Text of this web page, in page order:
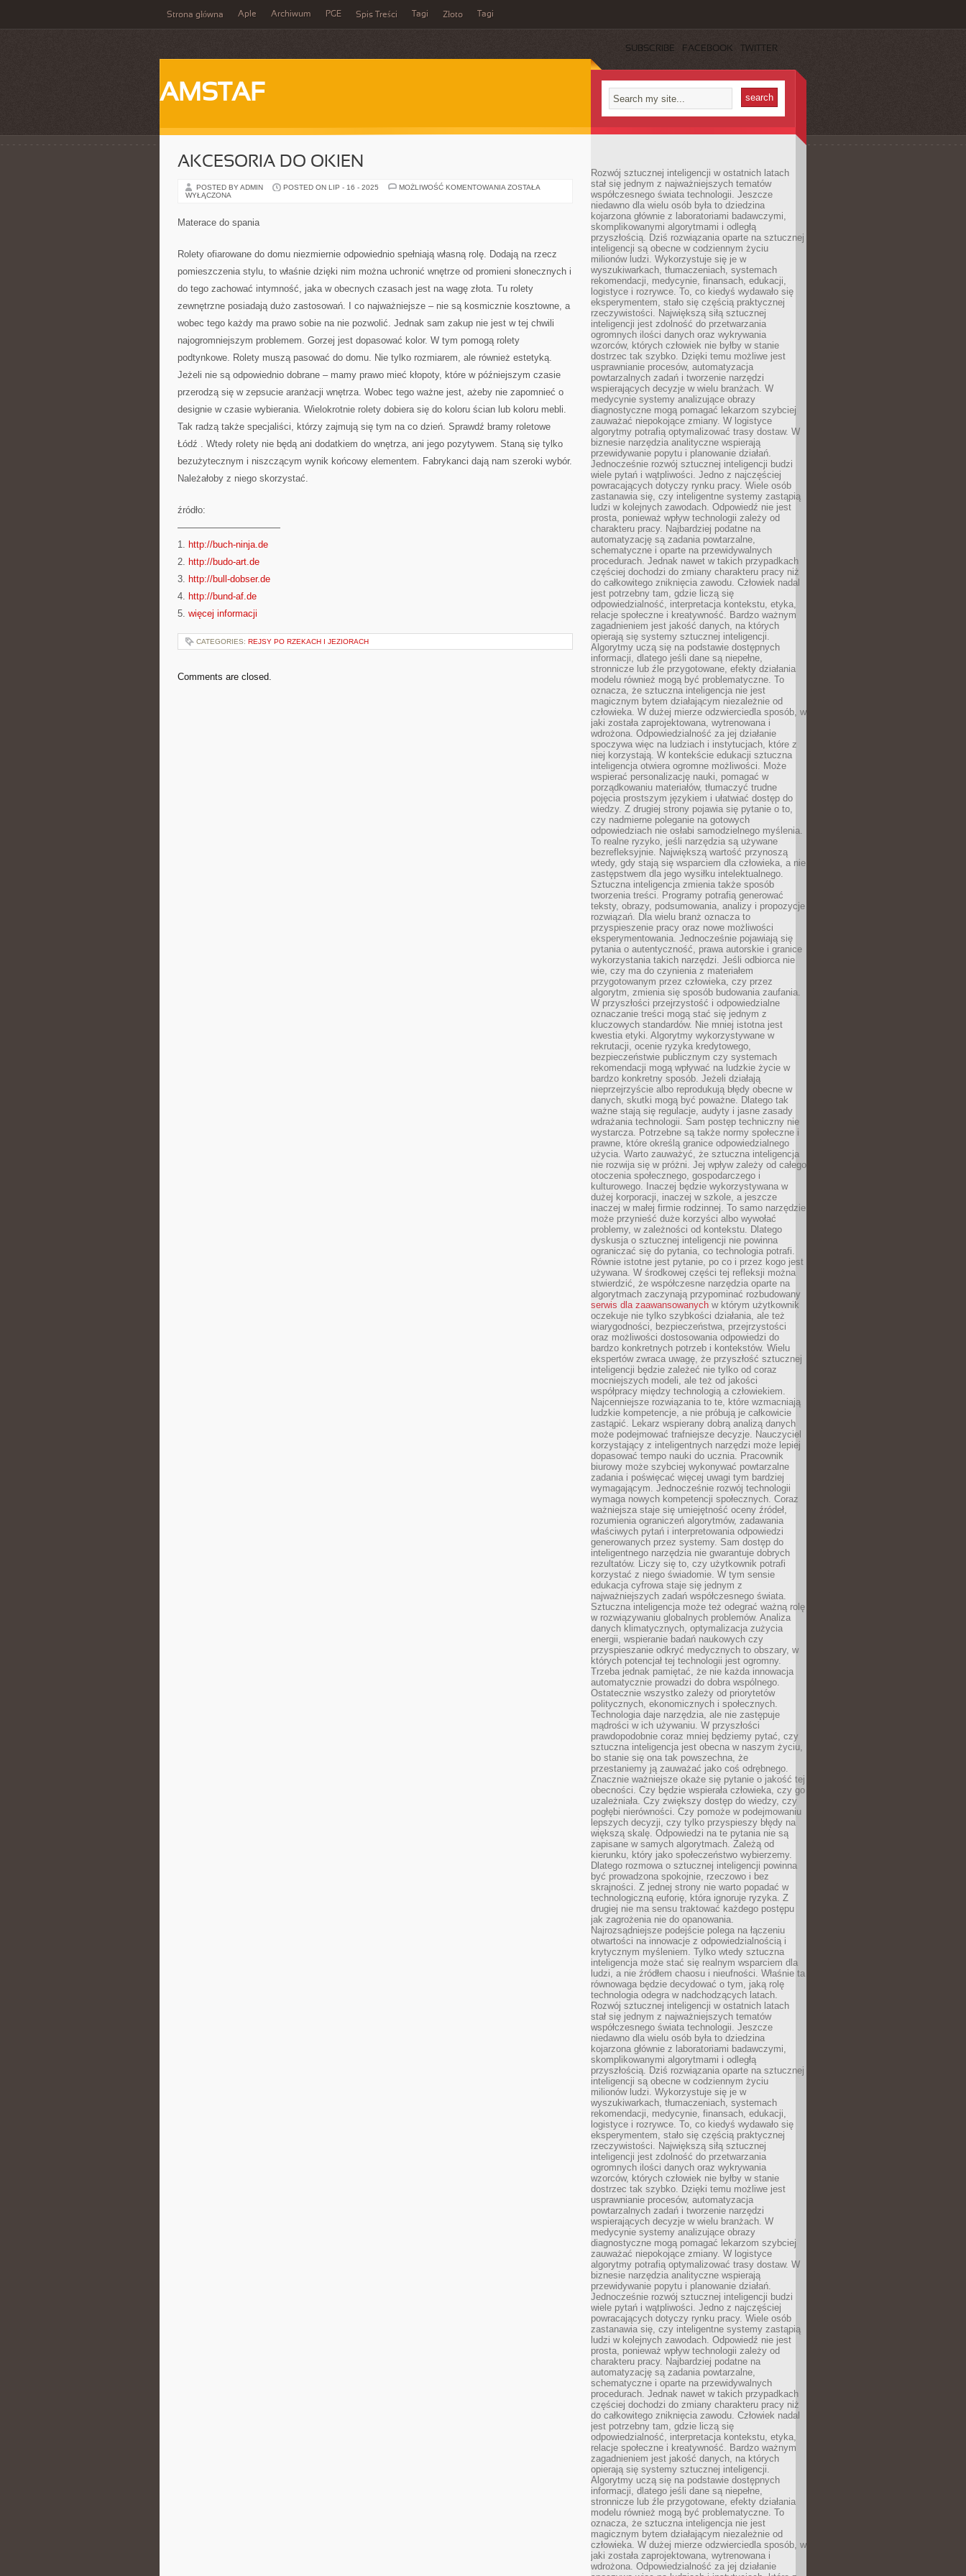
Strona główna Aple Archiwum PGE Spis Treści Tagi Złoto Tagi
SUBSCRIBE FACEBOOK TWITTER
AMSTAF
AKCESORIA DO OKIEN
POSTED BY ADMIN POSTED ON LIP - 16 - 2025 MOŻLIWOŚĆ KOMENTOWANIA AKCESORIA
ZOSTAŁA
WYŁĄCZONA
Materace do spania
Rolety ofiarowane do domu niezmiernie odpowiednio spełniają własną rolę. Dodają na rzecz
pomieszczenia stylu, to właśnie dzięki nim można uchronić wnętrze od promieni słonecznych i
do tego zachować intymność, jaka w obecnych czasach jest na wagę złota. Tu rolety
zewnętrzne posiadają dużo zastosowań. I co najważniejsze – nie są kosmicznie kosztowne, a
wobec tego każdy ma prawo sobie na nie pozwolić. Jednak sam zakup nie jest w tej chwili
najogromniejszym problemem. Gorzej jest dopasować kolor. W tym pomogą rolety
podtynkowe. Rolety muszą pasować do domu. Nie tylko rozmiarem, ale również estetyką.
Jeżeli nie są odpowiednio dobrane – mamy prawo mieć kłopoty, które w późniejszym czasie
przerodzą się w zepsucie aranżacji wnętrza. Wobec tego ważne jest, ażeby nie zapomnieć o
designie w czasie wybierania. Wielokrotnie rolety dobiera się do koloru ścian lub koloru mebli.
Tak radzą także specjaliści, którzy zajmują się tym na co dzień. Sprawdź bramy roletowe
Łódź . Wtedy rolety nie będą ani dodatkiem do wnętrza, ani jego pozytywem. Staną się tylko
bezużytecznym i niszczącym wynik końcowy elementem. Fabrykanci dają nam szeroki wybór.
Należałoby z niego skorzystać.
źródło:
———————————
1. http://buch-ninja.de
2. http://budo-art.de
3. http://bull-dobser.de
4. http://bund-af.de
5. więcej informacji
CATEGORIES: REJSY PO RZEKACH I JEZIORACH
Comments are closed.
Rozwój sztucznej inteligencji w ostatnich latach
stał się jednym z najważniejszych tematów
współczesnego świata technologii. Jeszcze
niedawno dla wielu osób była to dziedzina
kojarzona głównie z laboratoriami badawczymi,
skomplikowanymi algorytmami i odległą
przyszłością. Dziś rozwiązania oparte na sztucznej
inteligencji są obecne w codziennym życiu
milionów ludzi. Wykorzystuje się je w
wyszukiwarkach, tłumaczeniach, systemach
rekomendacji, medycynie, finansach, edukacji,
logistyce i rozrywce. To, co kiedyś wydawało się
eksperymentem, stało się częścią praktycznej
rzeczywistości. Największą siłą sztucznej
inteligencji jest zdolność do przetwarzania
ogromnych ilości danych oraz wykrywania
wzorców, których człowiek nie byłby w stanie
dostrzec tak szybko. Dzięki temu możliwe jest
usprawnianie procesów, automatyzacja
powtarzalnych zadań i tworzenie narzędzi
wspierających decyzje w wielu branżach. W
medycynie systemy analizujące obrazy
diagnostyczne mogą pomagać lekarzom szybciej
zauważać niepokojące zmiany. W logistyce
algorytmy potrafią optymalizować trasy dostaw. W
biznesie narzędzia analityczne wspierają
przewidywanie popytu i planowanie działań.
Jednocześnie rozwój sztucznej inteligencji budzi
wiele pytań i wątpliwości. Jedno z najczęściej
powracających dotyczy rynku pracy. Wiele osób
zastanawia się, czy inteligentne systemy zastąpią
ludzi w kolejnych zawodach. Odpowiedź nie jest
prosta, ponieważ wpływ technologii zależy od
charakteru pracy. Najbardziej podatne na
automatyzację są zadania powtarzalne,
schematyczne i oparte na przewidywalnych
procedurach. Jednak nawet w takich przypadkach
częściej dochodzi do zmiany charakteru pracy niż
do całkowitego zniknięcia zawodu. Człowiek nadal
jest potrzebny tam, gdzie liczą się
odpowiedzialność, interpretacja kontekstu, etyka,
relacje społeczne i kreatywność. Bardzo ważnym
zagadnieniem jest jakość danych, na których
opierają się systemy sztucznej inteligencji.
Algorytmy uczą się na podstawie dostępnych
informacji, dlatego jeśli dane są niepełne,
stronnicze lub źle przygotowane, efekty działania
modelu również mogą być problematyczne. To
oznacza, że sztuczna inteligencja nie jest
magicznym bytem działającym niezależnie od
człowieka. W dużej mierze odzwierciedla sposób, w
jaki została zaprojektowana, wytrenowana i
wdrożona. Odpowiedzialność za jej działanie
spoczywa więc na ludziach i instytucjach, które z
niej korzystają. W kontekście edukacji sztuczna
inteligencja otwiera ogromne możliwości. Może
wspierać personalizację nauki, pomagać w
porządkowaniu materiałów, tłumaczyć trudne
pojęcia prostszym językiem i ułatwiać dostęp do
wiedzy. Z drugiej strony pojawia się pytanie o to,
czy nadmierne poleganie na gotowych
odpowiedziach nie osłabi samodzielnego myślenia.
To realne ryzyko, jeśli narzędzia są używane
bezrefleksyjnie. Największą wartość przynoszą
wtedy, gdy stają się wsparciem dla człowieka, a nie
zastępstwem dla jego wysiłku intelektualnego.
Sztuczna inteligencja zmienia także sposób
tworzenia treści. Programy potrafią generować
teksty, obrazy, podsumowania, analizy i propozycje
rozwiązań. Dla wielu branż oznacza to
przyspieszenie pracy oraz nowe możliwości
eksperymentowania. Jednocześnie pojawiają się
pytania o autentyczność, prawa autorskie i granice
wykorzystania takich narzędzi. Jeśli odbiorca nie
wie, czy ma do czynienia z materiałem
przygotowanym przez człowieka, czy przez
algorytm, zmienia się sposób budowania zaufania.
W przyszłości przejrzystość i odpowiedzialne
oznaczanie treści mogą stać się jednym z
kluczowych standardów. Nie mniej istotna jest
kwestia etyki. Algorytmy wykorzystywane w
rekrutacji, ocenie ryzyka kredytowego,
bezpieczeństwie publicznym czy systemach
rekomendacji mogą wpływać na ludzkie życie w
bardzo konkretny sposób. Jeżeli działają
nieprzejrzyście albo reprodukują błędy obecne w
danych, skutki mogą być poważne. Dlatego tak
ważne stają się regulacje, audyty i jasne zasady
wdrażania technologii. Sam postęp techniczny nie
wystarcza. Potrzebne są także normy społeczne i
prawne, które określą granice odpowiedzialnego
użycia. Warto zauważyć, że sztuczna inteligencja
nie rozwija się w próżni. Jej wpływ zależy od całego
otoczenia społecznego, gospodarczego i
kulturowego. Inaczej będzie wykorzystywana w
dużej korporacji, inaczej w szkole, a jeszcze
inaczej w małej firmie rodzinnej. To samo narzędzie
może przynieść duże korzyści albo wywołać
problemy, w zależności od kontekstu. Dlatego
dyskusja o sztucznej inteligencji nie powinna
ograniczać się do pytania, co technologia potrafi.
Równie istotne jest pytanie, po co i przez kogo jest
używana. W środkowej części tej refleksji można
stwierdzić, że współczesne narzędzia oparte na
algorytmach zaczynają przypominać rozbudowany
serwis dla zaawansowanych w którym użytkownik
oczekuje nie tylko szybkości działania, ale też
wiarygodności, bezpieczeństwa, przejrzystości
oraz możliwości dostosowania odpowiedzi do
bardzo konkretnych potrzeb i kontekstów. Wielu
ekspertów zwraca uwagę, że przyszłość sztucznej
inteligencji będzie zależeć nie tylko od coraz
mocniejszych modeli, ale też od jakości
współpracy między technologią a człowiekiem.
Najcenniejsze rozwiązania to te, które wzmacniają
ludzkie kompetencje, a nie próbują je całkowicie
zastąpić. Lekarz wspierany dobrą analizą danych
może podejmować trafniejsze decyzje. Nauczyciel
korzystający z inteligentnych narzędzi może lepiej
dopasować tempo nauki do ucznia. Pracownik
biurowy może szybciej wykonywać powtarzalne
zadania i poświęcać więcej uwagi tym bardziej
wymagającym. Jednocześnie rozwój technologii
wymaga nowych kompetencji społecznych. Coraz
ważniejsza staje się umiejętność oceny źródeł,
rozumienia ograniczeń algorytmów, zadawania
właściwych pytań i interpretowania odpowiedzi
generowanych przez systemy. Sam dostęp do
inteligentnego narzędzia nie gwarantuje dobrych
rezultatów. Liczy się to, czy użytkownik potrafi
korzystać z niego świadomie. W tym sensie
edukacja cyfrowa staje się jednym z
najważniejszych zadań współczesnego świata.
Sztuczna inteligencja może też odegrać ważną rolę
w rozwiązywaniu globalnych problemów. Analiza
danych klimatycznych, optymalizacja zużycia
energii, wspieranie badań naukowych czy
przyspieszanie odkryć medycznych to obszary, w
których potencjał tej technologii jest ogromny.
Trzeba jednak pamiętać, że nie każda innowacja
automatycznie prowadzi do dobra wspólnego.
Ostatecznie wszystko zależy od priorytetów
politycznych, ekonomicznych i społecznych.
Technologia daje narzędzia, ale nie zastępuje
mądrości w ich używaniu. W przyszłości
prawdopodobnie coraz mniej będziemy pytać, czy
sztuczna inteligencja jest obecna w naszym życiu,
bo stanie się ona tak powszechna, że
przestaniemy ją zauważać jako coś odrębnego.
Znacznie ważniejsze okaże się pytanie o jakość tej
obecności. Czy będzie wspierała człowieka, czy go
uzależniała. Czy zwiększy dostęp do wiedzy, czy
pogłębi nierówności. Czy pomoże w podejmowaniu
lepszych decyzji, czy tylko przyspieszy błędy na
większą skalę. Odpowiedzi na te pytania nie są
zapisane w samych algorytmach. Zależą od
kierunku, który jako społeczeństwo wybierzemy.
Dlatego rozmowa o sztucznej inteligencji powinna
być prowadzona spokojnie, rzeczowo i bez
skrajności. Z jednej strony nie warto popadać w
technologiczną euforię, która ignoruje ryzyka. Z
drugiej nie ma sensu traktować każdego postępu
jak zagrożenia nie do opanowania.
Najrozsądniejsze podejście polega na łączeniu
otwartości na innowacje z odpowiedzialnością i
krytycznym myśleniem. Tylko wtedy sztuczna
inteligencja może stać się realnym wsparciem dla
ludzi, a nie źródłem chaosu i nieufności. Właśnie ta
równowaga będzie decydować o tym, jaką rolę
technologia odegra w nadchodzących latach.
Rozwój sztucznej inteligencji w ostatnich latach
stał się jednym z najważniejszych tematów
współczesnego świata technologii. Jeszcze
niedawno dla wielu osób była to dziedzina
kojarzona głównie z laboratoriami badawczymi,
skomplikowanymi algorytmami i odległą
przyszłością. Dziś rozwiązania oparte na sztucznej
inteligencji są obecne w codziennym życiu
milionów ludzi. Wykorzystuje się je w
wyszukiwarkach, tłumaczeniach, systemach
rekomendacji, medycynie, finansach, edukacji,
logistyce i rozrywce. To, co kiedyś wydawało się
eksperymentem, stało się częścią praktycznej
rzeczywistości. Największą siłą sztucznej
inteligencji jest zdolność do przetwarzania
ogromnych ilości danych oraz wykrywania
wzorców, których człowiek nie byłby w stanie
dostrzec tak szybko. Dzięki temu możliwe jest
usprawnianie procesów, automatyzacja
powtarzalnych zadań i tworzenie narzędzi
wspierających decyzje w wielu branżach. W
medycynie systemy analizujące obrazy
diagnostyczne mogą pomagać lekarzom szybciej
zauważać niepokojące zmiany. W logistyce
algorytmy potrafią optymalizować trasy dostaw. W
biznesie narzędzia analityczne wspierają
przewidywanie popytu i planowanie działań.
Jednocześnie rozwój sztucznej inteligencji budzi
wiele pytań i wątpliwości. Jedno z najczęściej
powracających dotyczy rynku pracy. Wiele osób
zastanawia się, czy inteligentne systemy zastąpią
ludzi w kolejnych zawodach. Odpowiedź nie jest
prosta, ponieważ wpływ technologii zależy od
charakteru pracy. Najbardziej podatne na
automatyzację są zadania powtarzalne,
schematyczne i oparte na przewidywalnych
procedurach. Jednak nawet w takich przypadkach
częściej dochodzi do zmiany charakteru pracy niż
do całkowitego zniknięcia zawodu. Człowiek nadal
jest potrzebny tam, gdzie liczą się
odpowiedzialność, interpretacja kontekstu, etyka,
relacje społeczne i kreatywność. Bardzo ważnym
zagadnieniem jest jakość danych, na których
opierają się systemy sztucznej inteligencji.
Algorytmy uczą się na podstawie dostępnych
informacji, dlatego jeśli dane są niepełne,
stronnicze lub źle przygotowane, efekty działania
modelu również mogą być problematyczne. To
oznacza, że sztuczna inteligencja nie jest
magicznym bytem działającym niezależnie od
człowieka. W dużej mierze odzwierciedla sposób, w
jaki została zaprojektowana, wytrenowana i
wdrożona. Odpowiedzialność za jej działanie